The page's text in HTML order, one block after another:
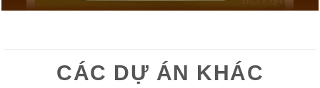
CÁC DỰ ÁN KHÁC